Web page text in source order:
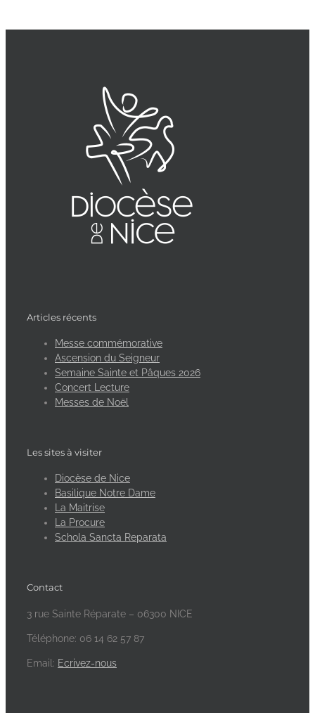
Articles récents
Messe commémorative
Ascension du Seigneur
Semaine Sainte et Pâques 2026
Concert Lecture
Messes de Noël
Les sites à visiter
Diocèse de Nice
Basilique Notre Dame
La Maitrise
La Procure
Schola Sancta Reparata
Contact
3 rue Sainte Réparate – 06300 NICE
Téléphone: 06 14 62 57 87
Email: Ecrivez-nous